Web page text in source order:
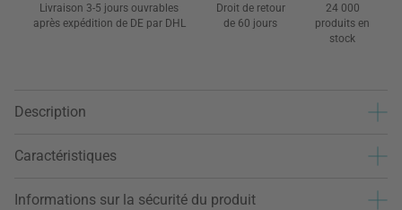
Livraison 3-5 jours ouvrables
après expédition de DE par DHL
Droit de retour
de 60 jours
24 000
produits en
stock
Description
Caractéristiques
Informations sur la sécurité du produit